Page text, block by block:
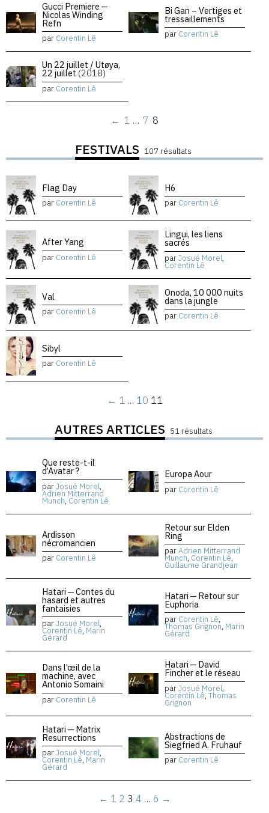
Gucci Premiere —
Nicolas Winding
Refn
par Corentin Lê
Bi Gan – Vertiges et
tressaillements
par Corentin Lê
Un 22 juillet / Utøya,
22 juillet (2018)
par Corentin Lê
← 1 … 7 8
FESTIVALS 107 résultats
Flag Day
par Corentin Lê
H6
par Corentin Lê
After Yang
par Corentin Lê
Lingui, les liens
sacrés
parJosué Morel,
Corentin Lê
Val
par Corentin Lê
Onoda, 10 000 nuits
dans la jungle
par Corentin Lê
Sibyl
par Corentin Lê
← 1 … 10 11
AUTRES ARTICLES 51 résultats
Que reste-t-il
d’Avatar ?
parJosué Morel,
Adrien Mitterrand
Munch, Corentin Lê
Europa Aour
par Corentin Lê
Ardisson
nécromancien
par Corentin Lê
Retour sur Elden
Ring
parAdrien Mitterrand
Munch, Corentin Lê,
Guillaume Grandjean
Hatari — Contes du
hasard et autres
fantaisies
parJosué Morel,
Corentin Lê, Marin
Gérard
Hatari — Retour sur
Euphoria
par Corentin Lê,
Thomas Grignon, Marin
Gérard
Dans l’œil de la
machine, avec
Antonio Somaini
par Corentin Lê
Hatari — David
Fincher et le réseau
parJosué Morel,
Corentin Lê, Thomas
Grignon
Hatari — Matrix
Resurrections
parJosué Morel,
Corentin Lê, Marin
Gérard
Abstractions de
Siegfried A. Fruhauf
par Corentin Lê
← 1 2 3 4 … 6 →